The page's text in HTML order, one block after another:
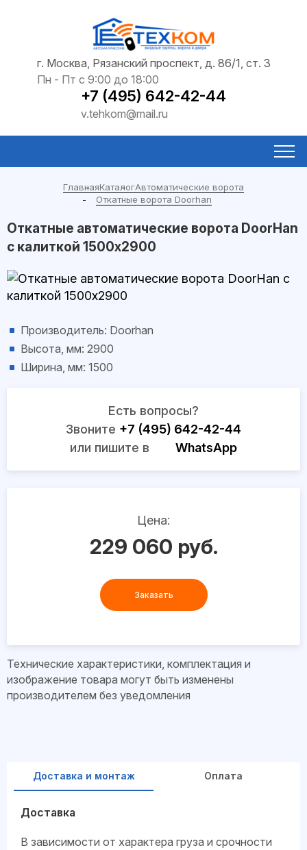
г. Москва, Рязанский проспект, д. 86/1, ст. 3
Пн - Пт с 9:00 до 18:00
+7 (495) 642-42-44
v.tehkom@mail.ru
ГлавнаяКаталогАвтоматические ворота
Откатные ворота Doorhan
Откатные автоматические ворота DoorHan
с калиткой 1500x2900
Производитель: Doorhan
Высота, мм: 2900
Ширина, мм: 1500
Есть вопросы?
Звоните +7 (495) 642-42-44
или пишите в
WhatsApp
Цена:
229 060 руб.
Заказать
Технические характеристики, комплектация и
изображение товара могут быть изменены
производителем без уведомления
Доставка и монтаж Оплата
Доставка
В зависимости от характера груза и срочности